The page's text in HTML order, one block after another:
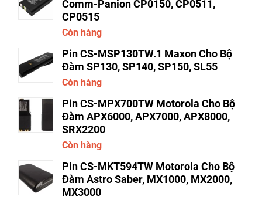
Comm-Panion CP0150, CP0511,
CP0515
Còn hàng
Pin CS-MSP130TW.1 Maxon Cho Bộ
Đàm SP130, SP140, SP150, SL55
Còn hàng
Pin CS-MPX700TW Motorola Cho Bộ
Đàm APX6000, APX7000, APX8000,
SRX2200
Còn hàng
Pin CS-MKT594TW Motorola Cho Bộ
Đàm Astro Saber, MX1000, MX2000,
MX3000